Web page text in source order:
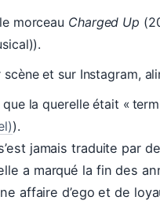
morceau Charged Up
scène et sur Instagram,
la querelle était «
).
jamais traduite par
a marqué la fin des
affaire d’ego et de